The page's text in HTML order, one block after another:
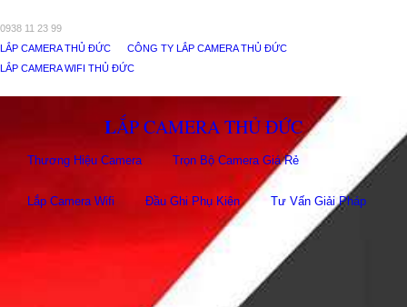
0938 11 23 99
LẮP CAMERA THỦ ĐỨC
CÔNG TY LẮP CAMERA THỦ ĐỨC
LẮP CAMERA WIFI THỦ ĐỨC
LẮP CAMERA THỦ ĐỨC
Thương Hiệu Camera Trọn Bộ Camera Giá Rẻ
Lắp Camera Wifi Đầu Ghi Phụ Kiên Tư Vấn Giải Pháp